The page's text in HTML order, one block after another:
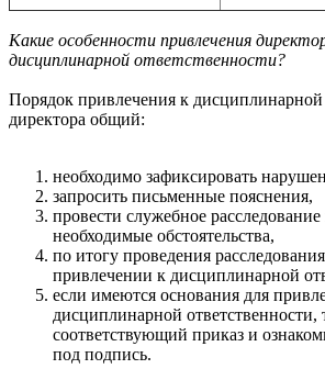
Какие особенности привлечения
дисциплинарной ответственности?
Порядок привлечения к дисциплинарной
директора общий:
необходимо зафиксировать
запросить письменные пояснения,
провести служебное
необходимые обстоятельства,
по итогу проведения
привлечении к дисциплинарной
если имеются основания для
дисциплинарной ответственности,
соответствующий приказ и
под подпись.